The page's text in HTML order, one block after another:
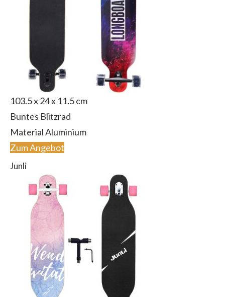
103.5 x 24 x 11.5 cm
Buntes Blitzrad
Material Aluminium
Zum Angebot
Junli